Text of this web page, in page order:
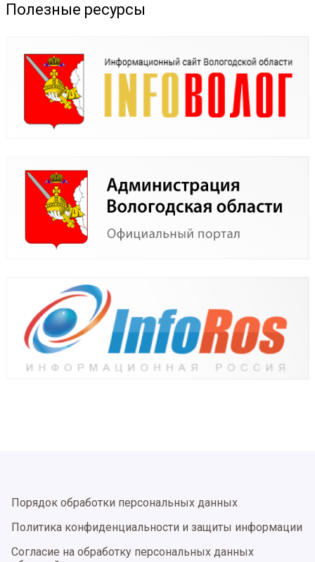
Полезные ресурсы
Порядок обработки персональных данных
Политика конфиденциальности и защиты информации
Согласие на обработку персональных данных